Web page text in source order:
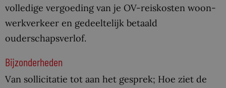
volledige vergoeding van je OV-reiskosten woon-
werkverkeer en gedeeltelijk betaald
ouderschapsverlof.
Bijzonderheden
Van sollicitatie tot aan het gesprek; Hoe ziet de